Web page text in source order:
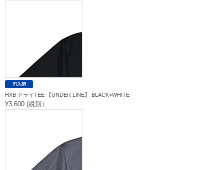
HXB ドライTEE 【UNDER LINE】 BLACK×WHITE
¥3,600 (税別）